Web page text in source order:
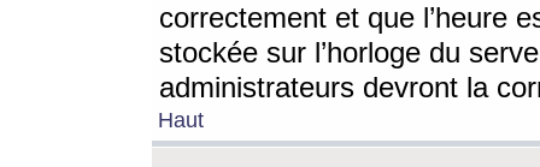
correctement et que l’heure
stockée sur l’horloge du
administrateurs devront la
Haut